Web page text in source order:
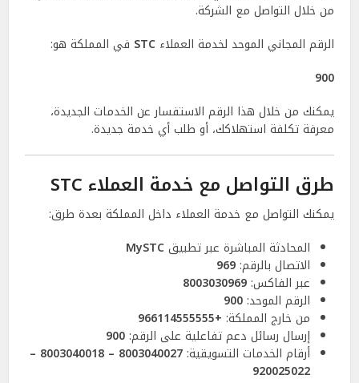
من خلال التواصل مع الشركة.
الرقم المجاني الموحد لخدمة العملاءSTC في المملكة هو:
900
يمكنك من خلال هذا الرقم الاستفسار عن الخدمات الجديدة،
معرفة تكلفة استهلاكك، أو طلب أي خدمة جديدة.
طرق التواصل مع خدمة العملاء STC
يمكنك التواصل مع خدمة العملاء داخل المملكة بعدة طرق:
المحادثة المباشرة عبر تطبيقMySTC
الاتصال بالرقم:969
عبر الفاكس:8003030969
الرقم الموحد:900
من خارج المملكة: +966114555555
إرسال رسائل دعم تفاعلية على الرقم:900
أرقام الخدمات التسويقية:
8003040027 – 8003040018 –
920025022